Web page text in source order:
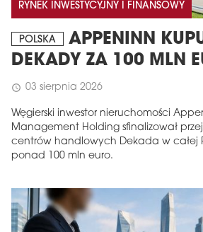
RYNEK INWESTYCYJNY I FINANSOWY
POLSKA
APPENINN
DEKADY ZA 100 MLN
schedule 03 sierpnia 2026
Węgierski inwestor nieruchomości
Management Holding sfinalizował
centrów handlowych Dekada w całej
ponad 100 mln euro.